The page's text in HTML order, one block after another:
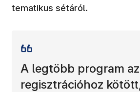
tematikus sétáról.
A legtöbb program
regisztrációhoz